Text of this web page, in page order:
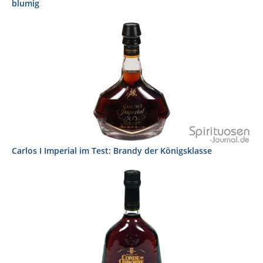
blumig
Carlos I Imperial im Test: Brandy der Königsklasse